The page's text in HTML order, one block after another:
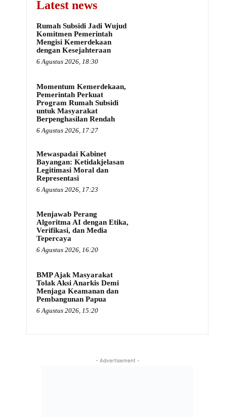
Latest news
Rumah Subsidi Jadi Wujud
Komitmen Pemerintah
Mengisi Kemerdekaan
dengan Kesejahteraan
6 Agustus 2026, 18:30
Momentum Kemerdekaan,
Pemerintah Perkuat
Program Rumah Subsidi
untuk Masyarakat
Berpenghasilan Rendah
6 Agustus 2026, 17:27
Mewaspadai Kabinet
Bayangan: Ketidakjelasan
Legitimasi Moral dan
Representasi
6 Agustus 2026, 17:23
Menjawab Perang
Algoritma AI dengan Etika,
Verifikasi, dan Media
Tepercaya
6 Agustus 2026, 16:20
BMP Ajak Masyarakat
Tolak Aksi Anarkis Demi
Menjaga Keamanan dan
Pembangunan Papua
6 Agustus 2026, 15:20
- Advertisement -